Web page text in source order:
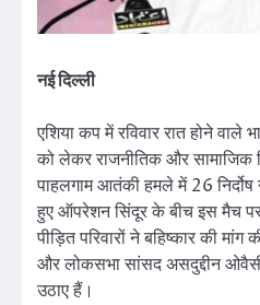
नई दिल्ली
एशिया कप में रविवार रात होने वाले
को लेकर राजनीतिक और सामाजिक
पाहलगाम आतंकी हमले में 26
हुए ऑपरेशन सिंदूर के बीच इस मैच
पीड़ित परिवारों ने बहिष्कार की
और लोकसभा सांसद असदुद्दीन
उठाए हैं।